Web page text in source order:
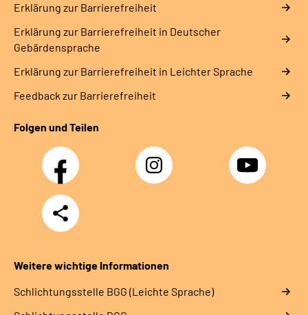
Erklärung zur Barrierefreiheit
Erklärung zur Barrierefreiheit in Deutscher
Gebärdensprache
Erklärung zur Barrierefreiheit in Leichter Sprache
Feedback zur Barrierefreiheit
Folgen und Teilen
Facebook Instagram YouTube
Teilen
Weitere wichtige Informationen
Schlich­tungs­stel­le BGG (Leichte Sprache)